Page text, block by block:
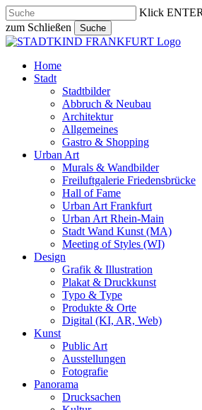
Skip
to
main
content
Klick
zum Schließen
Suche
Close
search
Menu
Home
Stadt
Stadtbilder
Abbruch & Neubau
Architektur
Allgemeines
Gastro & Shopping
Urban Art
Murals & Wandbilder
Freiluftgalerie Friedensbrücke
Hall of Fame
Urban Art Frankfurt
Urban Art Rhein-Main
Stadt Wand Kunst (MA)
Meeting of Styles (WI)
Design
Grafik & Illustration
Plakat & Druckkunst
Typo & Type
Produkte & Orte
Digital (KI, AR, Web)
Kunst
Public Art
Ausstellungen
Fotografie
Panorama
Drucksachen